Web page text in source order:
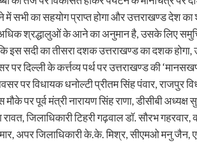
सभी का सहयोग प्राप्त होगा और उत्तराखण्ड देश का
श्रद्धालुओं के आने का अनुमान है, उसके लिए
इस सदी का तीसरा दशक उत्तराखण्ड का दशक
दिल्ली के कर्त्तव्य पर्थ पर उत्तराखण्ड की
पर विधायक धनोल्टी प्रीतम सिंह पंवार, राजपुर
पर पूर्व मंत्री नारायण सिंह राणा, डीसीबी अध्यक्ष
जिलाधिकारी टिहरी गढ़वाल डॉ. सौरभ गहरवार,
अपर जिलाधिकारी के.के. मिश्र, सीएमओ मनु जैन,